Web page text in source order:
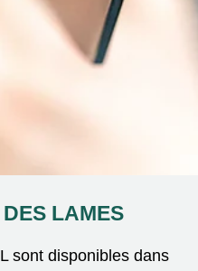
LAMES
sont disponibles dans